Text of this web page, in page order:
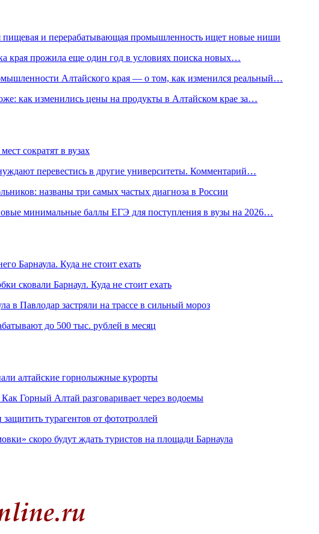
и перерабатывающая промышленность ищет новые ниши
края прожила еще один год в условиях поиска новых…
Алтайского края — о том, как изменился реальный…
как изменились цены на продукты в Алтайском крае за…
сократят в вузах
перевестись в другие университеты. Комментарий…
названы три самых частых диагноза в России
минимальные баллы ЕГЭ для поступления в вузы на 2026…
Барнаула. Куда не стоит ехать
сковали Барнаул. Куда не стоит ехать
в Павлодар застряли на трассе в сильный мороз
до 500 тыс. рублей в месяц
алтайские горнолыжные курорты
Горный Алтай разговаривает через водоемы
турагентов от фототроллей
скоро будут ждать туристов на площади Барнаула